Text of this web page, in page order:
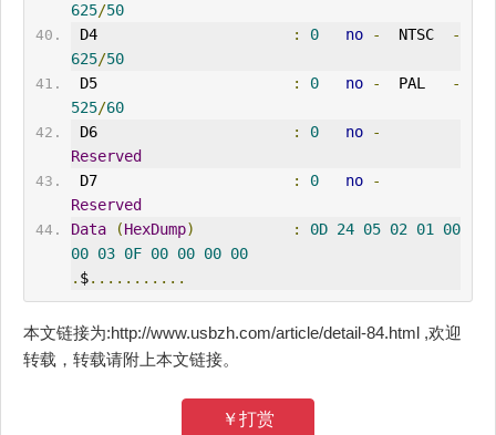
625/50
D4
: 0 no -
  NTSC
-
625/50
D5
: 0 no -
  PAL
-
525/60
D6
: 0 no
-
Reserved
D7
: 0 no
-
Reserved
Data
(HexDump) : 0D 24 05 02 01
00
00 03 0F 00 00 00 00
. $...........
本文链接为:http://www.usbzh.com/article/detail-84.html ,欢迎
转载，转载请附上本文链接。
￥打赏